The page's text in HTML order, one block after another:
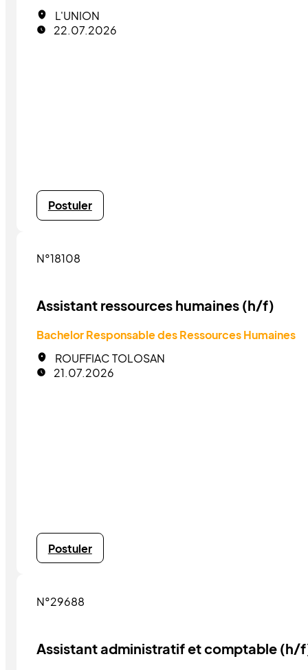
L'UNION
22.07.2026
Postuler
N°18108
Assistant ressources humaines (h/f)
Bachelor Responsable des Ressources Humaines
ROUFFIAC TOLOSAN
21.07.2026
Postuler
N°29688
Assistant administratif et comptable (h/